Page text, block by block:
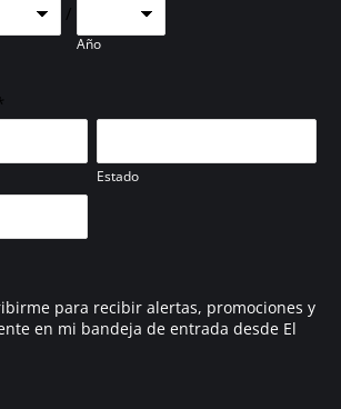
/
Año
Estado
para recibir alertas, promociones y
en mi bandeja de entrada desde El